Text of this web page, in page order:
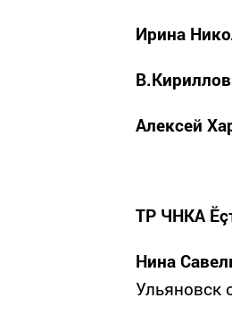
Ирина
В.Кириллов
Алексей
ТР ЧНКА
Нина
Ульяновск